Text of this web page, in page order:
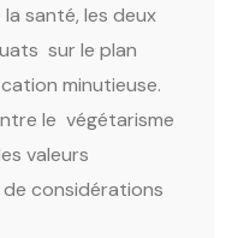
santé, les deux
sur le plan
minutieuse.
le végétarisme
valeurs
de considérations